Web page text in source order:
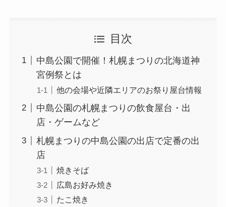
目次
中島公園で開催！札幌まつりの北海道神
宮例祭とは
他の会場や近隣エリアのお祭り屋台情報
中島公園の札幌まつりの飲食屋台・出
店・ゲームなど
札幌まつりの中島公園の出店で定番の出
店
焼きそば
広島お好み焼き
たこ焼き